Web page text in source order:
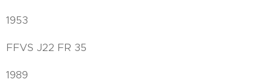
1953
FFVS J22 FR 35
1989